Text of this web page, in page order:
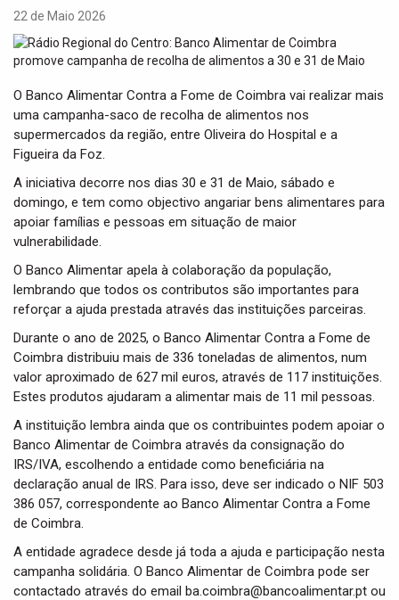
22 de Maio 2026
O Banco Alimentar Contra a Fome de Coimbra vai realizar mais
uma campanha-saco de recolha de alimentos nos
supermercados da região, entre Oliveira do Hospital e a
Figueira da Foz.
A iniciativa decorre nos dias 30 e 31 de Maio, sábado e
domingo, e tem como objectivo angariar bens alimentares para
apoiar famílias e pessoas em situação de maior
vulnerabilidade.
O Banco Alimentar apela à colaboração da população,
lembrando que todos os contributos são importantes para
reforçar a ajuda prestada através das instituições parceiras.
Durante o ano de 2025, o Banco Alimentar Contra a Fome de
Coimbra distribuiu mais de 336 toneladas de alimentos, num
valor aproximado de 627 mil euros, através de 117 instituições.
Estes produtos ajudaram a alimentar mais de 11 mil pessoas.
A instituição lembra ainda que os contribuintes podem apoiar o
Banco Alimentar de Coimbra através da consignação do
IRS/IVA, escolhendo a entidade como beneficiária na
declaração anual de IRS. Para isso, deve ser indicado o NIF 503
386 057, correspondente ao Banco Alimentar Contra a Fome
de Coimbra.
A entidade agradece desde já toda a ajuda e participação nesta
campanha solidária. O Banco Alimentar de Coimbra pode ser
contactado através do email ba.coimbra@bancoalimentar.pt ou